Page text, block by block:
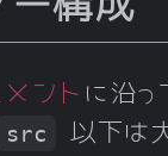
ント に沿っ
src
以下は